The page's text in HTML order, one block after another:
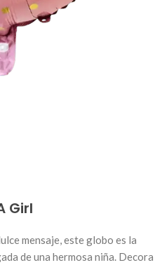
Girl
mensaje, este globo es la
de una hermosa niña. Decora